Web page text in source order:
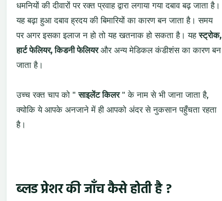
धमनियों की दीवारों पर रक्त प्रवाह द्वारा लगाया गया दबाव बढ़ जाता है।
यह बढ़ा हुआ दबाव ह्रदय की बिमारियों का कारण बन जाता है। समय
पर अगर इसका इलाज न हो तो यह खतनाक हो सकता है। यहस्ट्रोक,
हार्ट फेलियर, किडनी फेलियरऔर अन्य मेडिकल कंडीशंस का कारण बन
जाता है।
उच्च रक्त चाप को "साइलेंट किलर" के नाम से भी जाना जाता है,
क्योकि ये आपके अनजाने में ही आपको अंदर से नुकसान पहुँचता रहता
है।
ब्लड प्रेशर की जाँच कैसे होती है ?